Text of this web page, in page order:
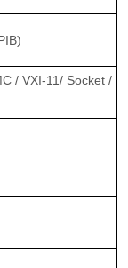
/ VXI-11/ Socket /